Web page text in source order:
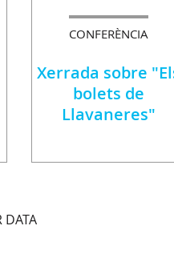
CONFERÈNCIA
Xerrada sobre
bolets de
Llavaneres"
DATA